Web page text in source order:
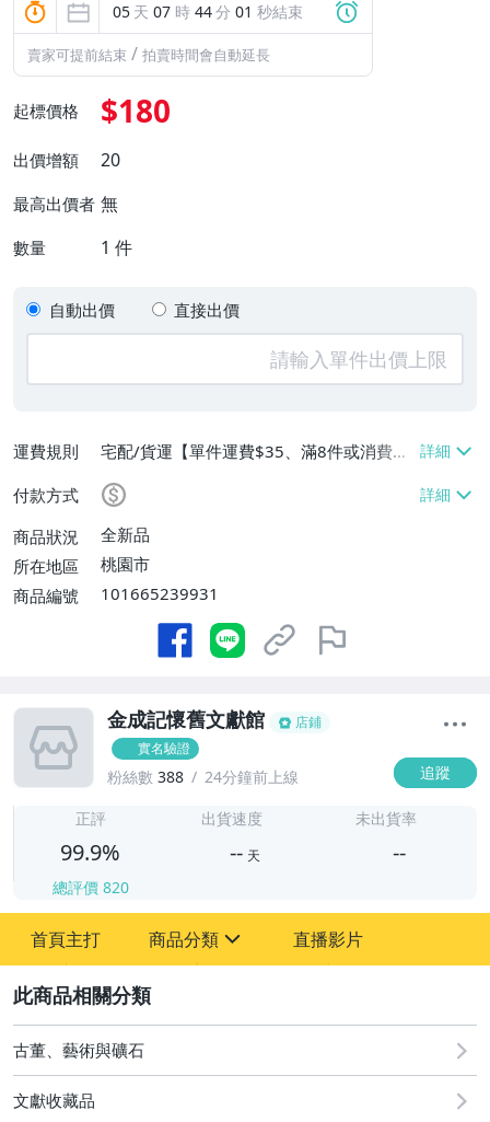
05 天 07 時 44分 01 秒結束
賣家可提前結束 / 拍賣時間會自動延長
起標價格 $180
出價增額 20
最高出價者 無
數量 1 件
自動出價 直接出價
運費規則
宅配/貨運【單件運費$35、滿8件或消費滿
$3500免運費】、郵局掛號【單件運費$3
5、滿8件或消費滿$3000免運費】
付款方式
商品狀況
全新品
所在地區
桃園市
商品編號
101665239931
金成記懷舊文獻館
店鋪
實名驗證
粉絲數 388 24分鐘前上線 追蹤
正評
99.9%
總評價 820
出貨速度
-- 天
未出貨率
--
首頁主打 商品分類
其它
直播影片
古董、藝術與礦石
文獻收藏品